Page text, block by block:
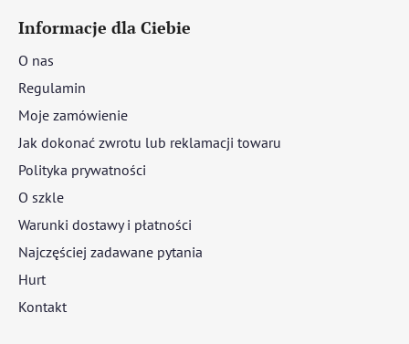
Informacje dla Ciebie
O nas
Regulamin
Moje zamówienie
Jak dokonać zwrotu lub reklamacji towaru
Polityka prywatności
O szkle
Warunki dostawy i płatności
Najczęściej zadawane pytania
Hurt
Kontakt